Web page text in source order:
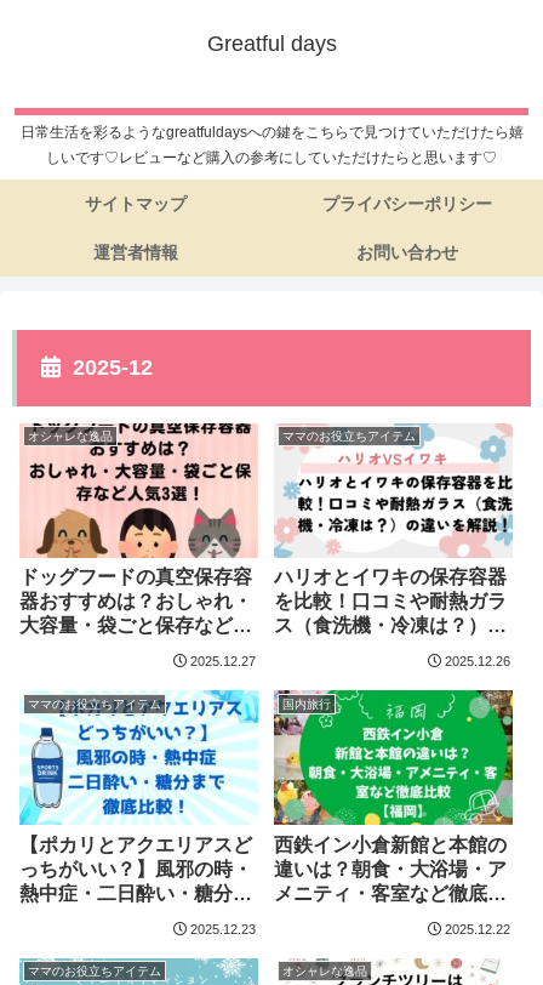
Greatful days
日常生活を彩るようなgreatfuldaysへの鍵をこちらで見つけていただけたら嬉
しいです♡レビューなど購入の参考にしていただけたらと思います♡
サイトマップ プライバシーポリシー
運営者情報 お問い合わせ
2025-12
オシャレな逸品
ドッグフードの真空保存容
器おすすめは？おしゃれ・
大容量・袋ごと保存など人
2025.12.27
ママのお役立ちアイテム
ハリオとイワキの保存容器
を比較！口コミや耐熱ガラ
ス（食洗機・冷凍は？）の
2025.12.26
ママのお役立ちアイテム
【ポカリとアクエリアスど
っちがいい？】風邪の時・
熱中症・二日酔い・糖分ま
2025.12.23
国内旅行
西鉄イン小倉新館と本館の
違いは？朝食・大浴場・ア
メニティ・客室など徹底比
2025.12.22
ママのお役立ちアイテム オシャレな逸品